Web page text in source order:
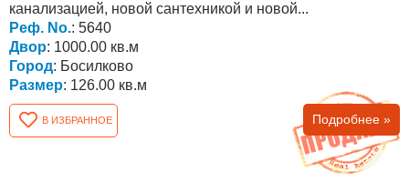
канализацией, новой сантехникой и новой...
Реф. No.: 5640
Двор: 1000.00 кв.м
Город: Босилково
Размер: 126.00 кв.м
В ИЗБРАННОЕ Подробнее »